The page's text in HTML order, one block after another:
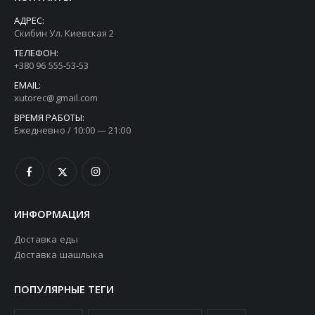
АДРЕС:
Скибин Ул. Киевская 2
ТЕЛЕФОН:
+380 96 555-53-53
EMAIL:
xutorec@gmail.com
ВРЕМЯ РАБОТЫ:
Ежедневно / 10:00 — 21:00
ИНФОРМАЦИЯ
Доставка еды
Доставка шашлыка
ПОПУЛЯРНЫЕ ТЕГИ